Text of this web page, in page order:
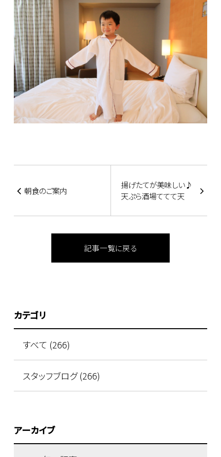
朝食のご案内
揚げたてが美味しい♪
天ぷら酒場ててて天
記事一覧に戻る
カテゴリ
すべて (266)
スタッフブログ (266)
アーカイブ